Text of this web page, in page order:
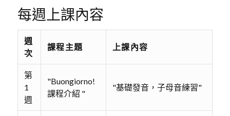
每週上課內容
週
次
課程主題 上課內容
第
1
週
"Buongiorno!
課程介紹 "
"基礎發音，子母音練習"